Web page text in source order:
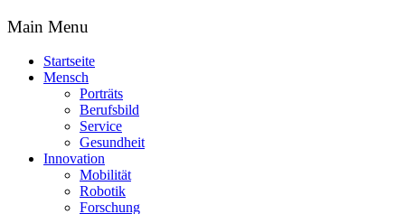
Main Menu
Startseite
Mensch
Porträts
Berufsbild
Service
Gesundheit
Innovation
Mobilität
Robotik
Forschung